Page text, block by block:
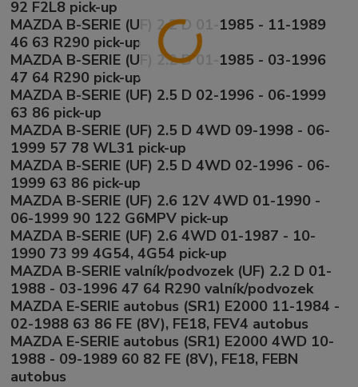
92 F2L8 pick-up
MAZDA B-SERIE (UF) 2.2 D 01-1985 - 11-1989
46 63 R290 pick-up
MAZDA B-SERIE (UF) 2.2 D 01-1985 - 03-1996
47 64 R290 pick-up
MAZDA B-SERIE (UF) 2.5 D 02-1996 - 06-1999
63 86 pick-up
MAZDA B-SERIE (UF) 2.5 D 4WD 09-1998 - 06-
1999 57 78 WL31 pick-up
MAZDA B-SERIE (UF) 2.5 D 4WD 02-1996 - 06-
1999 63 86 pick-up
MAZDA B-SERIE (UF) 2.6 12V 4WD 01-1990 -
06-1999 90 122 G6MPV pick-up
MAZDA B-SERIE (UF) 2.6 4WD 01-1987 - 10-
1990 73 99 4G54, 4G54 pick-up
MAZDA B-SERIE valník/podvozek (UF) 2.2 D 01-
1988 - 03-1996 47 64 R290 valník/podvozek
MAZDA E-SERIE autobus (SR1) E2000 11-1984 -
02-1988 63 86 FE (8V), FE18, FEV4 autobus
MAZDA E-SERIE autobus (SR1) E2000 4WD 10-
1988 - 09-1989 60 82 FE (8V), FE18, FEBN
autobus